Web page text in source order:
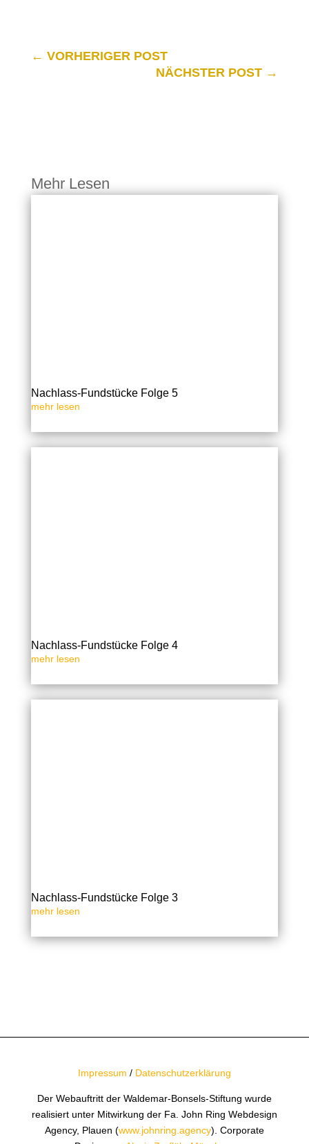
← VORHERIGER POST
NÄCHSTER POST →
Mehr Lesen
Nachlass-Fundstücke Folge 5
mehr lesen
Nachlass-Fundstücke Folge 4
mehr lesen
Nachlass-Fundstücke Folge 3
mehr lesen
Impressum / Datenschutzerklärung
Der Webauftritt der Waldemar-Bonsels-Stiftung wurde
realisiert unter Mitwirkung der Fa. John Ring Webdesign
Agency, Plauen (www.johnring.agency). Corporate